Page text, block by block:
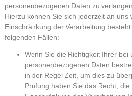
personenbezogenen Daten zu verlangen.
Hierzu können Sie sich jederzeit an uns
Einschränkung der Verarbeitung besteht
folgenden Fällen:
Wenn Sie die Richtigkeit Ihrer bei
personenbezogenen Daten
in der Regel Zeit, um dies zu
Prüfung haben Sie das Recht, die